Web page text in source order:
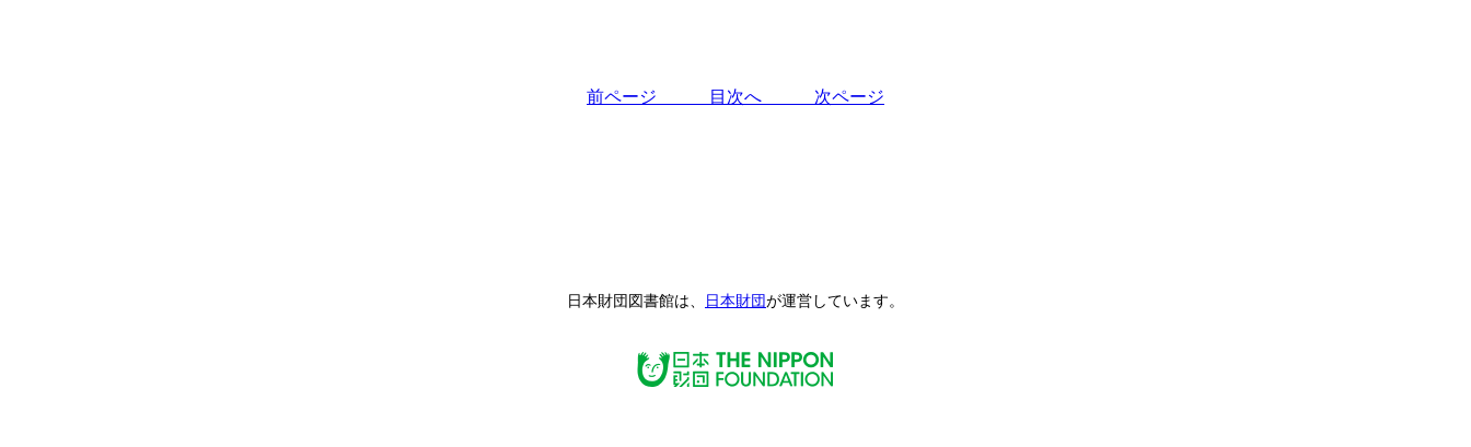
前ページ 目次へ 次ページ
日本財団図書館は、 日本財団が運営しています。